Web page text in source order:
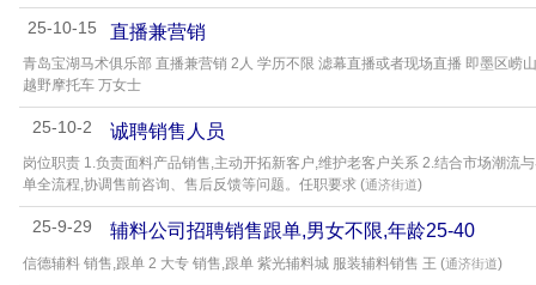
25-10-15 直播兼营销
青岛宝湖马术俱乐部 直播兼营销 2人 学历不限 滤幕直播或者现场直播 即墨区崂
越野摩托车 万女士
25-10-2 诚聘销售人员
岗位职责 1.负责面料产品销售,主动开拓新客户,维护老客户关系 2.结合市场潮流
单全流程,协调售前咨询、售后反馈等问题。任职要求 (通济街道)
25-9-29 辅料公司招聘销售跟单,男女不限,年龄25-40
信德辅料 销售,跟单 2 大专 销售,跟单 紫光辅料城 服装辅料销售 王 (通济街道)